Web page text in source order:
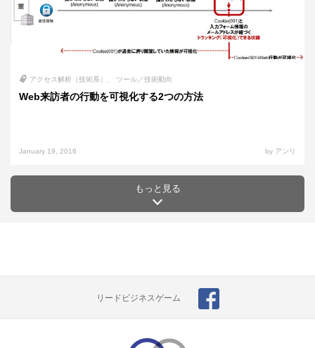
アクセス解析（技術系） ツール／技術動向
Web来訪者の行動を可視化する2つの方法
January 19, 2016 by アンリ
もっと見る
リードビジネスゲーム